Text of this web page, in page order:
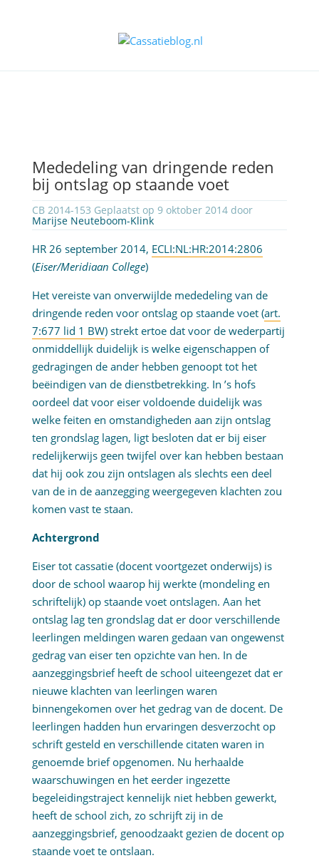
Mededeling van dringende reden
bij ontslag op staande voet
CB 2014-153 Geplaatst op 9 oktober 2014 door
Marijse Neuteboom-Klink
HR 26 september 2014, ECLI:NL:HR:2014:2806
(Eiser/Meridiaan College)
Het vereiste van onverwijlde mededeling van de
dringende reden voor ontslag op staande voet (art.
7:677 lid 1 BW) strekt ertoe dat voor de wederpartij
onmiddellijk duidelijk is welke eigenschappen of
gedragingen de ander hebben genoopt tot het
beëindigen van de dienstbetrekking. In ’s hofs
oordeel dat voor eiser voldoende duidelijk was
welke feiten en omstandigheden aan zijn ontslag
ten grondslag lagen, ligt besloten dat er bij eiser
redelijkerwijs geen twijfel over kan hebben bestaan
dat hij ook zou zijn ontslagen als slechts een deel
van de in de aanzegging weergegeven klachten zou
komen vast te staan.
Achtergrond
Eiser tot cassatie (docent voortgezet onderwijs) is
door de school waarop hij werkte (mondeling en
schriftelijk) op staande voet ontslagen. Aan het
ontslag lag ten grondslag dat er door verschillende
leerlingen meldingen waren gedaan van ongewenst
gedrag van eiser ten opzichte van hen. In de
aanzeggingsbrief heeft de school uiteengezet dat er
nieuwe klachten van leerlingen waren
binnengekomen over het gedrag van de docent. De
leerlingen hadden hun ervaringen desverzocht op
schrift gesteld en verschillende citaten waren in
genoemde brief opgenomen. Nu herhaalde
waarschuwingen en het eerder ingezette
begeleidingstraject kennelijk niet hebben gewerkt,
heeft de school zich, zo schrijft zij in de
aanzeggingsbrief, genoodzaakt gezien de docent op
staande voet te ontslaan.